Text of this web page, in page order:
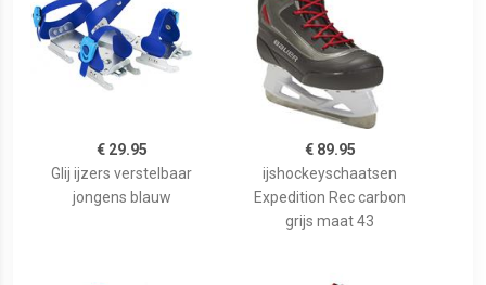
€ 29.95
Glij ijzers verstelbaar
jongens blauw
€ 89.95
ijshockeyschaatsen
Expedition Rec carbon
grijs maat 43